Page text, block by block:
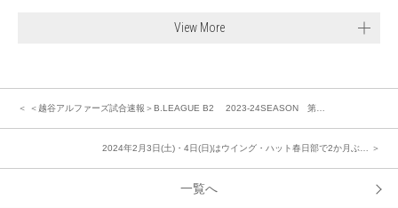
View More
＜ ＜越谷アルファーズ試合速報＞B.LEAGUE B2 2023-24SEASON 第…
2024年2月3日(土)・4日(日)はウイング・ハット春日部で2か月ぶ… ＞
一覧へ